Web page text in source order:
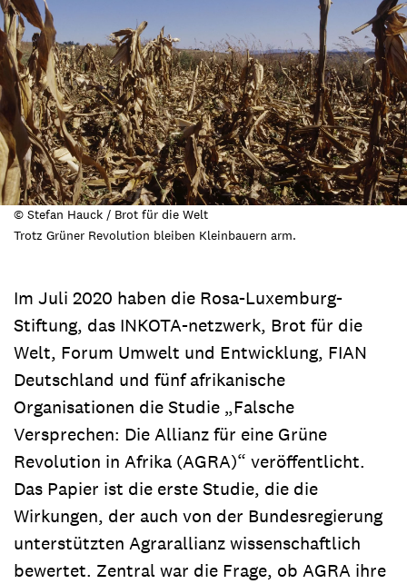
© Stefan Hauck / Brot für die Welt
Trotz Grüner Revolution bleiben Kleinbauern arm.
Im Juli 2020 haben die Rosa-Luxemburg-
Stiftung, das INKOTA-netzwerk, Brot für die
Welt, Forum Umwelt und Entwicklung, FIAN
Deutschland und fünf afrikanische
Organisationen die Studie „Falsche
Versprechen: Die Allianz für eine Grüne
Revolution in Afrika (AGRA)“ veröffentlicht.
Das Papier ist die erste Studie, die die
Wirkungen, der auch von der Bundesregierung
unterstützten Agrarallianz wissenschaftlich
bewertet. Zentral war die Frage, ob AGRA ihre